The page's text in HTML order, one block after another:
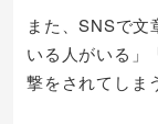
また、SNSで文
いる人がいる」
撃をされてしま